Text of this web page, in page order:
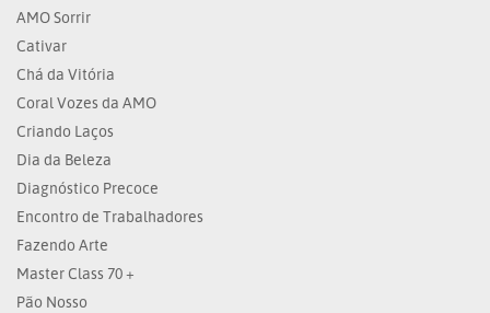
AMO Sorrir
Cativar
Chá da Vitória
Coral Vozes da AMO
Criando Laços
Dia da Beleza
Diagnóstico Precoce
Encontro de Trabalhadores
Fazendo Arte
Master Class 70 +
Pão Nosso